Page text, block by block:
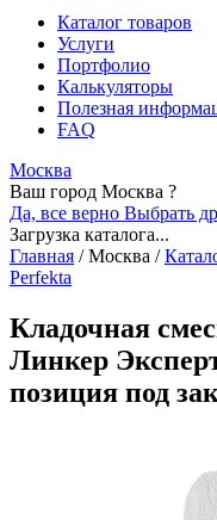
Каталог товаров
Услуги
Портфолио
Калькуляторы
Полезная
FAQ
Москва
Ваш город Москва ?
Да, все верно Выбрать
Загрузка каталога...
Главная /Москва /
Perfekta
Кладочная
Линкер
позиция под